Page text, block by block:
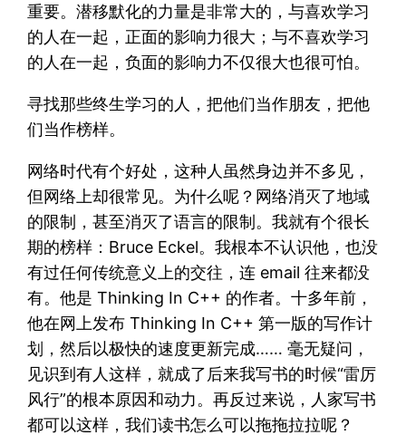
重要。潜移默化的力量是非常大的，与喜欢学习
的人在一起，正面的影响力很大；与不喜欢学习
的人在一起，负面的影响力不仅很大也很可怕。
寻找那些终生学习的人，把他们当作朋友，把他
们当作榜样。
网络时代有个好处，这种人虽然身边并不多见，
但网络上却很常见。为什么呢？网络消灭了地域
的限制，甚至消灭了语言的限制。我就有个很长
期的榜样：Bruce Eckel。我根本不认识他，也没
有过任何传统意义上的交往，连 email 往来都没
有。他是 Thinking In C++ 的作者。十多年前，
他在网上发布 Thinking In C++ 第一版的写作计
划，然后以极快的速度更新完成…… 毫无疑问，
见识到有人这样，就成了后来我写书的时候“雷厉
风行”的根本原因和动力。再反过来说，人家写书
都可以这样，我们读书怎么可以拖拖拉拉呢？